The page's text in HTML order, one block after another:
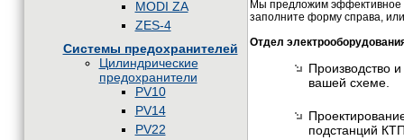
MODI ZA
ZES-4
Системы предохранителей
Цилиндрические
предохранители
PV10
PV14
PV22
Мы предложим эффективное
заполните форму справа,
Отдел
Производство
вашей схеме.
подстанций